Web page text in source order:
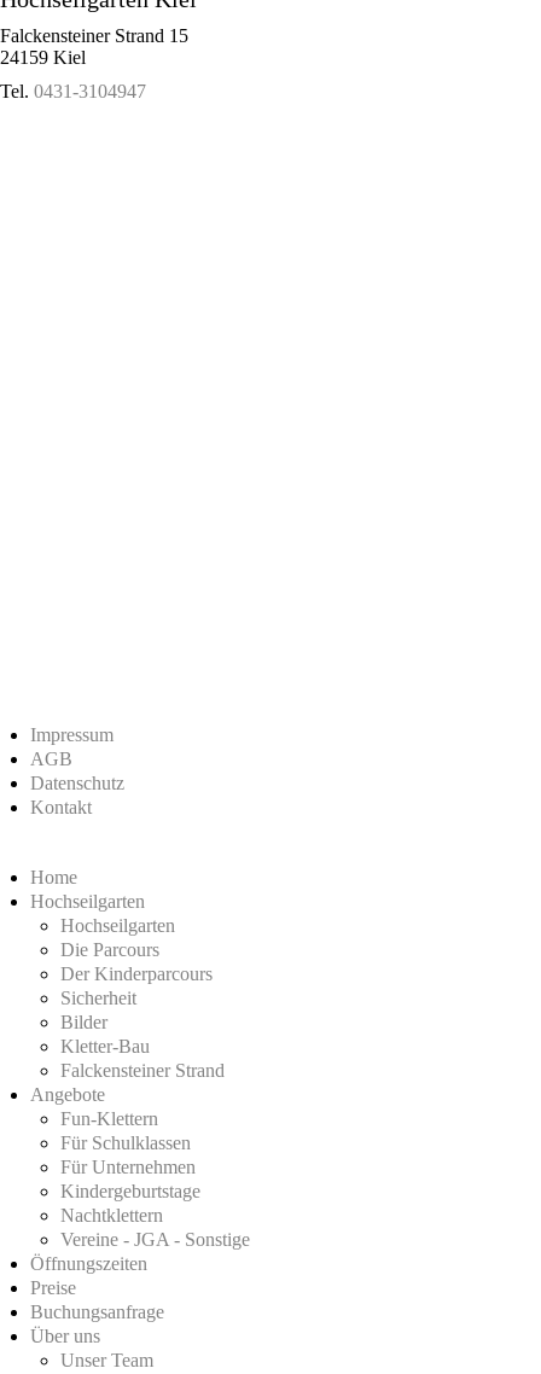
Falckensteiner Strand 15
24159 Kiel
Tel. 0431-3104947
Impressum
AGB
Datenschutz
Kontakt
Home
Hochseilgarten
Hochseilgarten
Die Parcours
Der Kinderparcours
Sicherheit
Bilder
Kletter-Bau
Falckensteiner Strand
Angebote
Fun-Klettern
Für Schulklassen
Für Unternehmen
Kindergeburtstage
Nachtklettern
Vereine - JGA - Sonstige
Öffnungszeiten
Preise
Buchungsanfrage
Über uns
Unser Team